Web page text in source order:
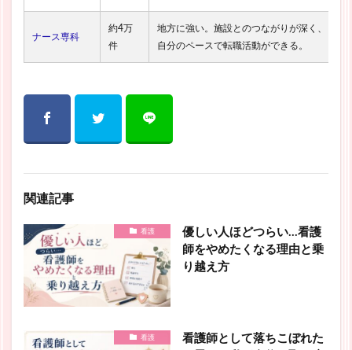
ナース専科
約4万
件
地方に強い。施設とのつながりが深く、
自分のペースで転職活動ができる。
関連記事
看護
優しい人ほどつらい…看護
師をやめたくなる理由と乗
り越え方
看護
看護師として落ちこぼれた